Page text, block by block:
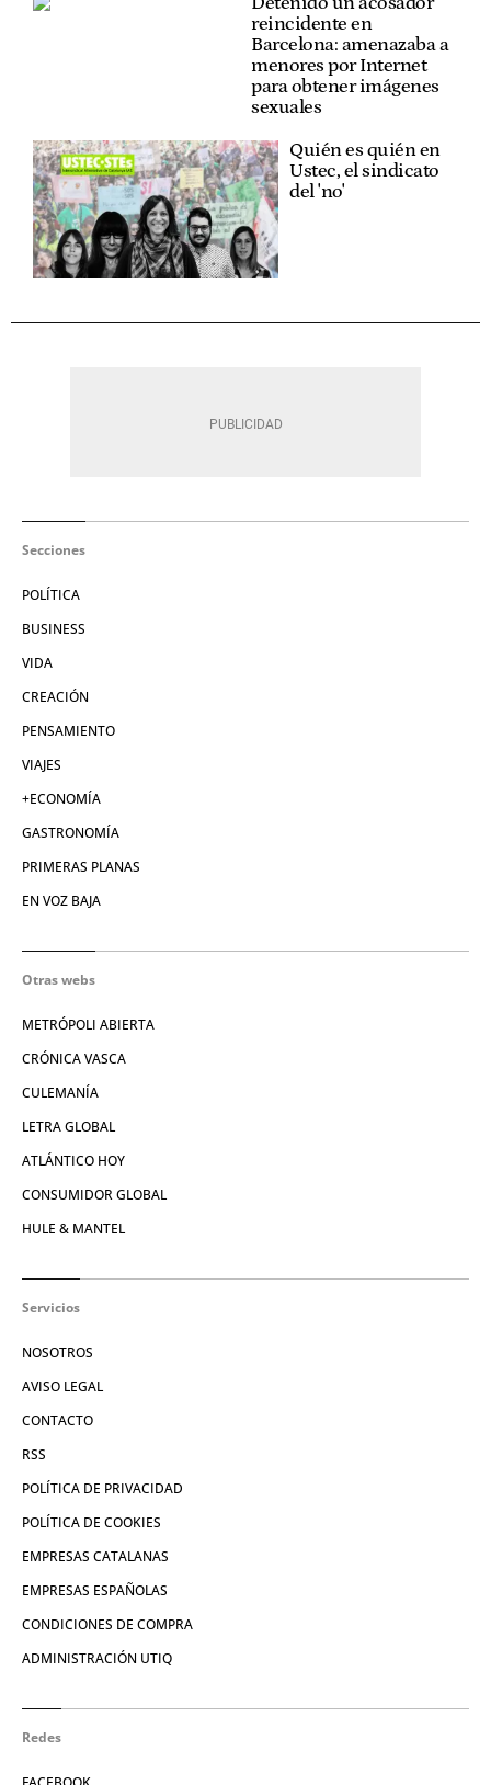
reincidente en
Barcelona: amenazaba a
menores por Internet
para obtener imágenes
sexuales
Quién es quién en
Ustec, el sindicato
del 'no'
Secciones
POLÍTICA
BUSINESS
VIDA
CREACIÓN
PENSAMIENTO
VIAJES
+ECONOMÍA
GASTRONOMÍA
PRIMERAS PLANAS
EN VOZ BAJA
Otras webs
METRÓPOLI ABIERTA
CRÓNICA VASCA
CULEMANÍA
LETRA GLOBAL
ATLÁNTICO HOY
CONSUMIDOR GLOBAL
HULE & MANTEL
Servicios
NOSOTROS
AVISO LEGAL
CONTACTO
RSS
POLÍTICA DE PRIVACIDAD
POLÍTICA DE COOKIES
EMPRESAS CATALANAS
EMPRESAS ESPAÑOLAS
CONDICIONES DE COMPRA
ADMINISTRACIÓN UTIQ
Redes